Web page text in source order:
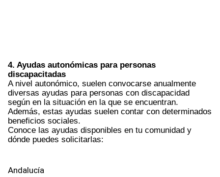
4. Ayudas autonómicas para personas
discapacitadas
A nivel autonómico, suelen convocarse anualmente
diversas ayudas para personas con discapacidad
según en la situación en la que se encuentran.
Además, estas ayudas suelen contar con determinados
beneficios sociales.
Conoce las ayudas disponibles en tu comunidad y
dónde puedes solicitarlas:
Andalucía